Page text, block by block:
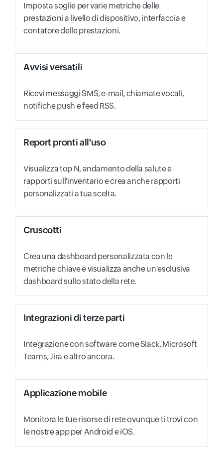
Imposta soglie per varie metriche delle
prestazioni a livello di dispositivo, interfaccia e
contatore delle prestazioni.
Avvisi versatili
Ricevi messaggi SMS, e-mail, chiamate vocali,
notifiche push e feed RSS.
Report pronti all'uso
Visualizza top N, andamento della salute e
rapporti sull'inventario e crea anche rapporti
personalizzati a tua scelta.
Cruscotti
Crea una dashboard personalizzata con le
metriche chiave e visualizza anche un'esclusiva
dashboard sullo stato della rete.
Integrazioni di terze parti
Integrazione con software come Slack, Microsoft
Teams, Jira e altro ancora.
Applicazione mobile
Monitora le tue risorse di rete ovunque ti trovi con
le nostre app per Android e iOS.